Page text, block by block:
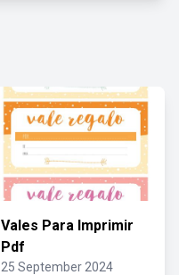
Vales Para Imprimir
Pdf
25 September 2024